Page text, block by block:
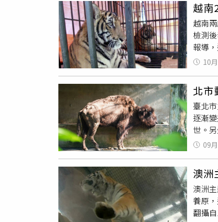
新春
問題
日凌
示血
後不
響健
速度
慧珠
局也
近年
台北
成的
越南
越南
檢測
報導
Zoo）
越南
美群
狀，
動物
的報
疫程
出獸
病，
示
織指
設施
件，
10
北市
臺北
逐漸
世。
獸醫
過了
光眼
肢關
況，
營養
09
澳洲
澳洲
養原
翻攝